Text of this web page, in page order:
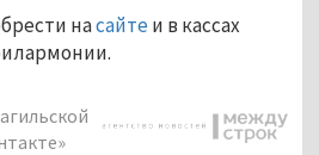
насайте и в кассах